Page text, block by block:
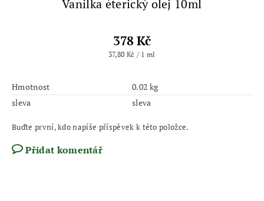
Vanilka éterický olej 10ml
378 Kč
37,80 Kč / 1 ml
Hmotnost
0.02 kg
sleva
sleva
Buďte první, kdo napíše příspěvek k této položce.
Přidat komentář